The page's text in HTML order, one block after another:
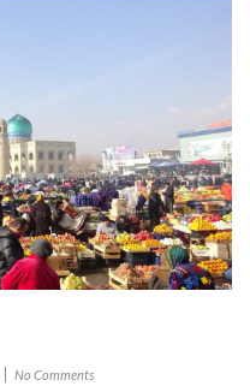
No Comments